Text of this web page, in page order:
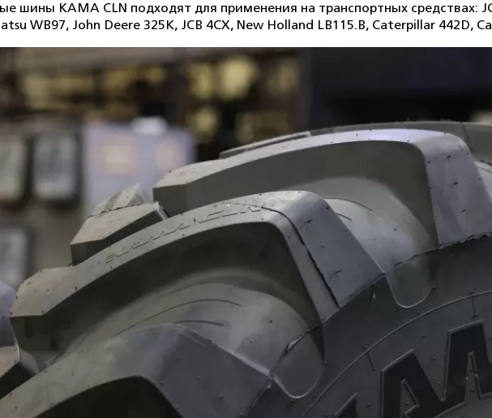
шины KAMA CLN подходят для применения на транспортных средствах:
WB97, John Deere 325K, JCB 4CX, New Holland LB115.B, Caterpillar 442D,